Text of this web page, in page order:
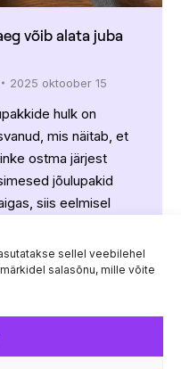
sellel veebilehel
salasõnu, mille võite
võib alata juba
2025 oktoober 15
hulk on
mis näitab, et
ostma järjest
jõulupakid
siis eelmisel
mahu kasvu juba 1.
varem. Kui see